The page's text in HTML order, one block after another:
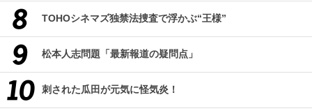
TOHOシネマズ独禁法捜査で浮かぶ“王様”
松本人志問題「最新報道の疑問点」
刺された瓜田が元気に怪気炎！